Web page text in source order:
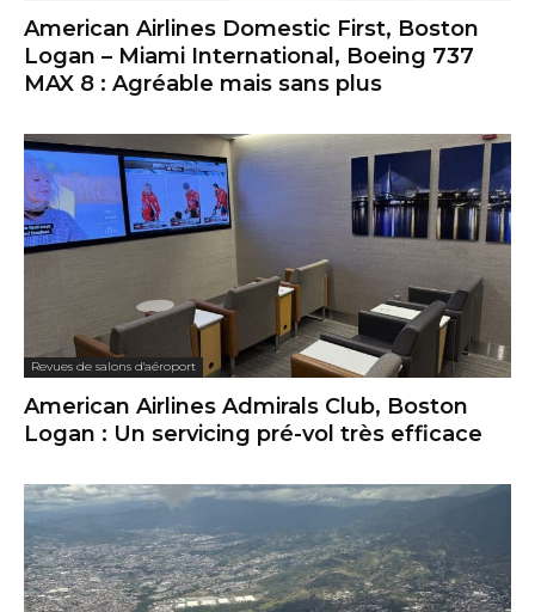
American Airlines Domestic First, Boston
Logan – Miami International, Boeing 737
MAX 8 : Agréable mais sans plus
Revues de salons d'aéroport
American Airlines Admirals Club, Boston
Logan : Un servicing pré-vol très efficace